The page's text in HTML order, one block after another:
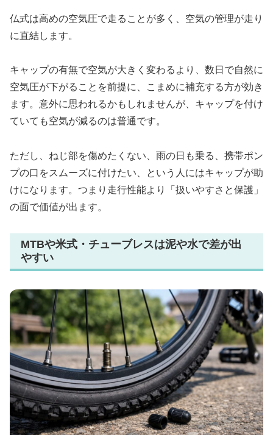
仏式は高めの空気圧で走ることが多く、空気の管理が走り
に直結します。
キャップの有無で空気が大きく変わるより、数日で自然に
空気圧が下がることを前提に、こまめに補充する方が効き
ます。意外に思われるかもしれませんが、キャップを付け
ていても空気が減るのは普通です。
ただし、ねじ部を傷めたくない、雨の日も乗る、携帯ポン
プの口をスムーズに付けたい、という人にはキャップが助
けになります。つまり走行性能より「扱いやすさと保護」
の面で価値が出ます。
MTBや米式・チューブレスは泥や水で差が出
やすい